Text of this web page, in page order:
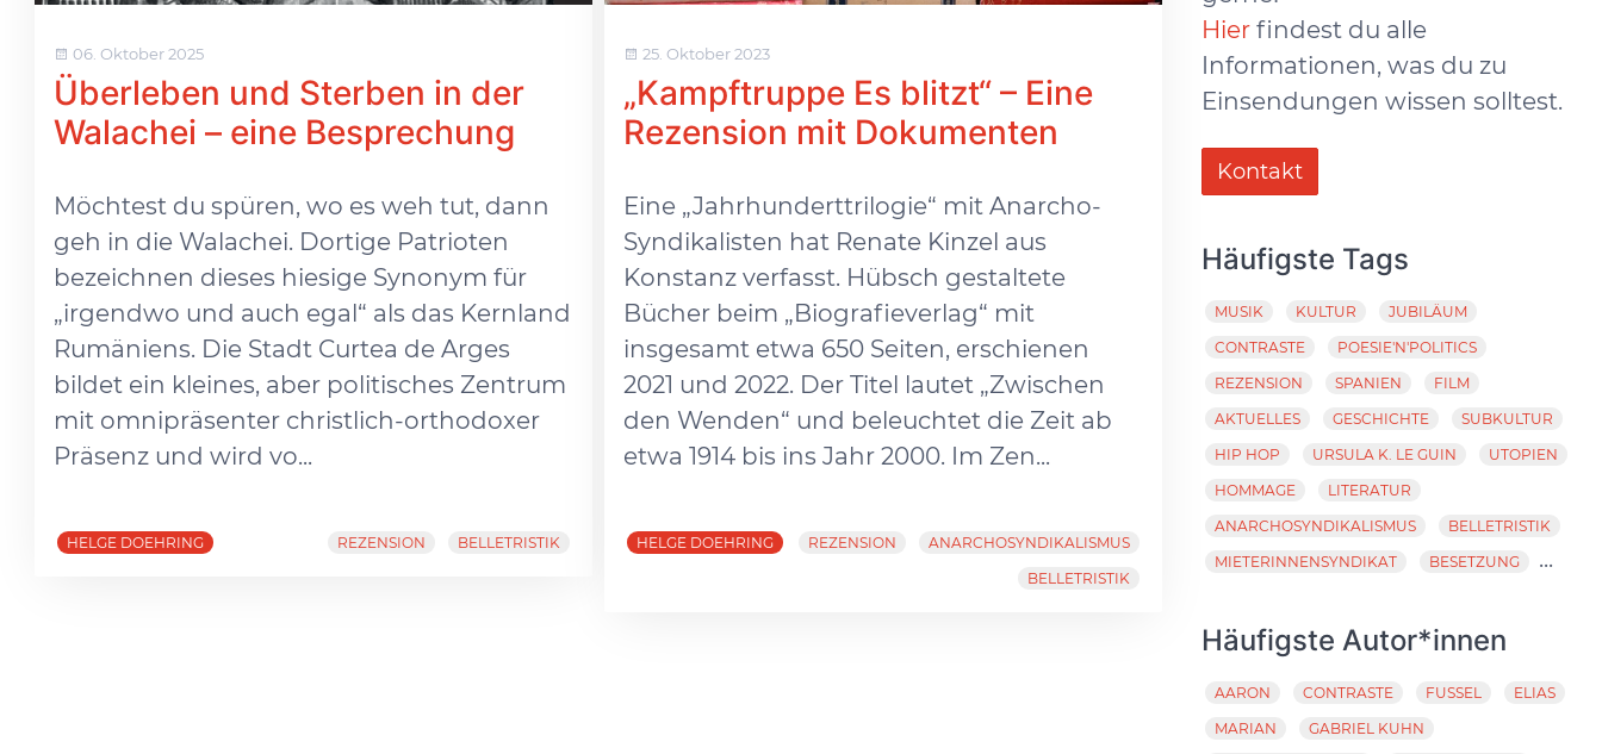
06. Oktober 2025
Überleben und Sterben in der
Walachei – eine Besprechung
Möchtest du spüren, wo es weh tut, dann
geh in die Walachei. Dortige Patrioten
bezeichnen dieses hiesige Synonym für
„irgendwo und auch egal“ als das Kernland
Rumäniens. Die Stadt Curtea de Arges
bildet ein kleines, aber politisches Zentrum
mit omnipräsenter christlich-orthodoxer
Präsenz und wird vo...
HELGE DOEHRING REZENSION BELLETRISTIK
25. Oktober 2023
„Kampftruppe Es blitzt“ – Eine
Rezension mit Dokumenten
Eine „Jahrhunderttrilogie“ mit Anarcho-
Syndikalisten hat Renate Kinzel aus
Konstanz verfasst. Hübsch gestaltete
Bücher beim „Biografieverlag“ mit
insgesamt etwa 650 Seiten, erschienen
2021 und 2022. Der Titel lautet „Zwischen
den Wenden“ und beleuchtet die Zeit ab
etwa 1914 bis ins Jahr 2000. Im Zen...
HELGE DOEHRING REZENSION
ANARCHOSYNDIKALISMUS
BELLETRISTIK
Hier findest du alle
Informationen, was du zu
Einsendungen wissen solltest.
Kontakt
Häufigste Tags
MUSIK KULTUR
JUBILÄUM
CONTRASTE
POESIE'N'POLITICS
REZENSION
SPANIEN
FILM
AKTUELLES
GESCHICHTE
SUBKULTUR
HIP HOP
URSULA K. LE GUIN
UTOPIEN
HOMMAGE
LITERATUR
ANARCHOSYNDIKALISMUS
BELLETRISTIK
MIETERINNENSYNDIKAT
BESETZUNG ...
Häufigste Autor*innen
AARON CONTRASTE FUSSEL
ELIAS
MARIAN
GABRIEL KUHN